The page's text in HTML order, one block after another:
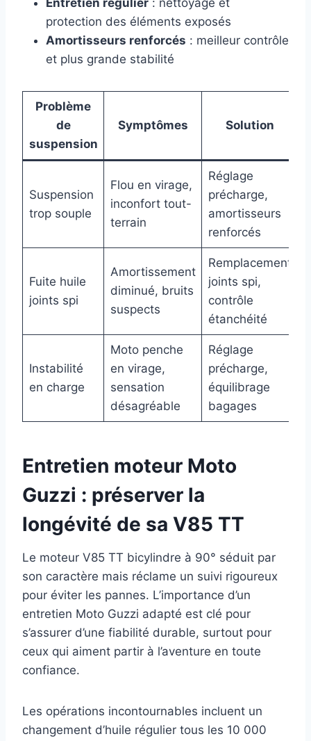
Entretien régulier : nettoyage et
protection des éléments exposés
Amortisseurs renforcés : meilleur contrôle
et plus grande stabilité
Problème
de
suspension
Symptômes Solution
Suspension
trop souple
Flou en virage,
inconfort tout-
terrain
Réglage
précharge,
amortisseurs
renforcés
Fuite huile
joints spi
Amortissement
diminué, bruits
suspects
Remplacement
joints spi,
contrôle
étanchéité
Instabilité
en charge
Moto penche
en virage,
sensation
désagréable
Réglage
précharge,
équilibrage
bagages
Entretien moteur Moto
Guzzi : préserver la
longévité de sa V85 TT
Le moteur V85 TT bicylindre à 90° séduit par
son caractère mais réclame un suivi rigoureux
pour éviter les pannes. L’importance d’un
entretien Moto Guzzi adapté est clé pour
s’assurer d’une fiabilité durable, surtout pour
ceux qui aiment partir à l’aventure en toute
confiance.
Les opérations incontournables incluent un
changement d’huile régulier tous les 10 000